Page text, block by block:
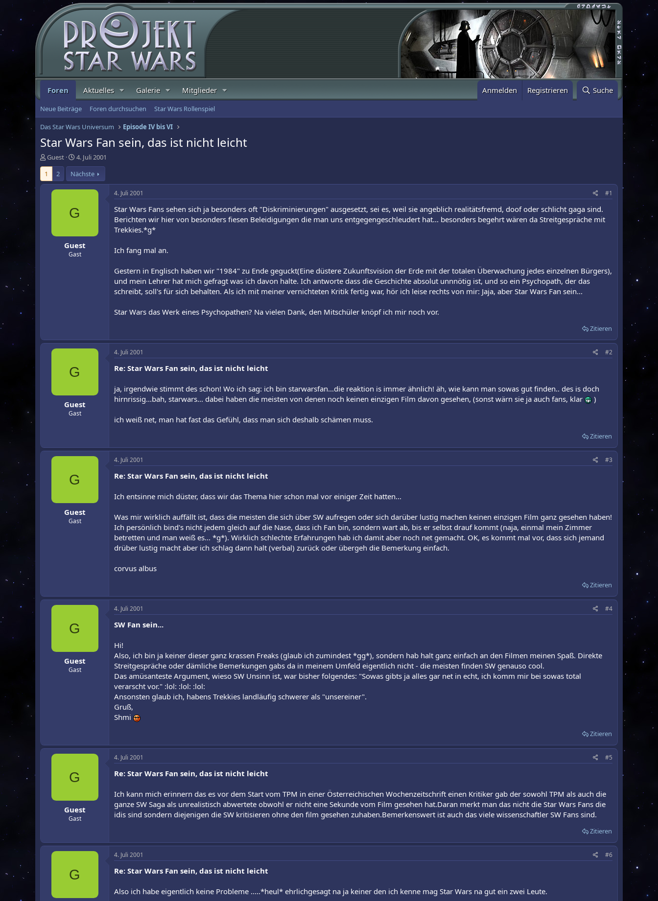
Foren Aktuelles Galerie Mitglieder Anmelden Registrieren Suche
Neue Beiträge Foren durchsuchen Star Wars Rollenspiel
Das Star Wars Universum Episode IV bis VI
Star Wars Fan sein, das ist nicht leicht
E
r
s
t
Guest
E
r
s
t
e
l
t
m
4. Juli 2001
1
2 Nächste
G
Guest
Gast
4. Juli 2001 #1
Star Wars Fans sehen sich ja besonders oft "Diskriminierungen" ausgesetzt, sei es, weil sie angeblich realitätsfremd, doof oder schlicht gaga sind.
Berichten wir hier von besonders fiesen Beleidigungen die man uns entgegengeschleudert hat... besonders begehrt wären da Streitgespräche mit
Trekkies.*g*
Ich fang mal an.
Gestern in Englisch haben wir "1984" zu Ende geguckt(Eine düstere Zukunftsvision der Erde mit der totalen Überwachung jedes einzelnen Bürgers),
und mein Lehrer hat mich gefragt was ich davon halte. Ich antworte dass die Geschichte absolut unnnötig ist, und so ein Psychopath, der das
schreibt, soll's für sich behalten. Als ich mit meiner vernichteten Kritik fertig war, hör ich leise rechts von mir: Jaja, aber Star Wars Fan sein...
Star Wars das Werk eines Psychopathen? Na vielen Dank, den Mitschüler knöpf ich mir noch vor.
Zitieren
G
Guest
Gast
4. Juli 2001 #2
Re: Star Wars Fan sein, das ist nicht leicht
ja, irgendwie stimmt des schon! Wo ich sag: ich bin starwarsfan...die reaktion is immer ähnlich! äh, wie kann man sowas gut finden.. des is doch
hirnrissig...bah, starwars... dabei haben die meisten von denen noch keinen einzigen Film davon gesehen, (sonst wärn sie ja auch fans, klar
)
ich weiß net, man hat fast das Gefühl, dass man sich deshalb schämen muss.
Zitieren
G
Guest
Gast
4. Juli 2001 #3
Re: Star Wars Fan sein, das ist nicht leicht
Ich entsinne mich düster, dass wir das Thema hier schon mal vor einiger Zeit hatten...
Was mir wirklich auffällt ist, dass die meisten die sich über SW aufregen oder sich darüber lustig machen keinen einzigen Film ganz gesehen haben!
Ich persönlich bind's nicht jedem gleich auf die Nase, dass ich Fan bin, sondern wart ab, bis er selbst drauf kommt (naja, einmal mein Zimmer
betretten und man weiß es... *g*). Wirklich schlechte Erfahrungen hab ich damit aber noch net gemacht. OK, es kommt mal vor, dass sich jemand
drüber lustig macht aber ich schlag dann halt (verbal) zurück oder übergeh die Bemerkung einfach.
corvus albus
Zitieren
G
Guest
Gast
4. Juli 2001 #4
SW Fan sein...
Hi!
Also, ich bin ja keiner dieser ganz krassen Freaks (glaub ich zumindest *gg*), sondern hab halt ganz einfach an den Filmen meinen Spaß. Direkte
Streitgespräche oder dämliche Bemerkungen gabs da in meinem Umfeld eigentlich nicht - die meisten finden SW genauso cool.
Das amüsanteste Argument, wieso SW Unsinn ist, war bisher folgendes: "Sowas gibts ja alles gar net in echt, ich komm mir bei sowas total
verarscht vor." :lol: :lol: :lol:
Ansonsten glaub ich, habens Trekkies landläufig schwerer als "unsereiner".
Gruß,
Shmi
Zitieren
G
Guest
Gast
4. Juli 2001 #5
Re: Star Wars Fan sein, das ist nicht leicht
Ich kann mich erinnern das es vor dem Start vom TPM in einer Österreichischen Wochenzeitschrift einen Kritiker gab der sowohl TPM als auch die
ganze SW Saga als unrealistisch abwertete obwohl er nicht eine Sekunde vom Film gesehen hat.Daran merkt man das nicht die Star Wars Fans die
idis sind sondern diejenigen die SW kritisieren ohne den film gesehen zuhaben.Bemerkenswert ist auch das viele wissenschaftler SW Fans sind.
Zitieren
G
4. Juli 2001 #6
Re: Star Wars Fan sein, das ist nicht leicht
Also ich habe eigentlich keine Probleme .....*heul* ehrlichgesagt na ja keiner den ich kenne mag Star Wars na gut ein zwei Leute.